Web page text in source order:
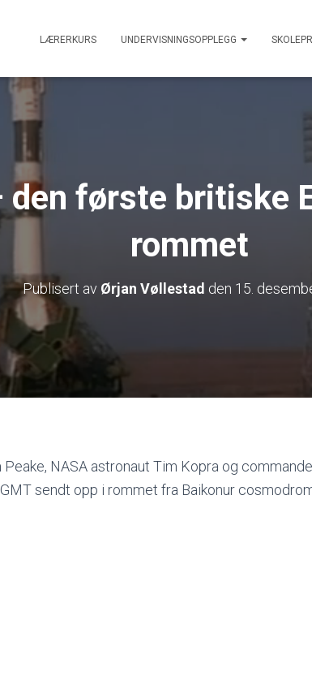
LÆRERKURS UNDERVISNINGSOPPLEGG
den første britiske
rommet
Publisert av Ørjan Vøllestad den 15.
Peake, NASA astronaut Tim Kopra og
sendt opp i rommet fra Baikonur